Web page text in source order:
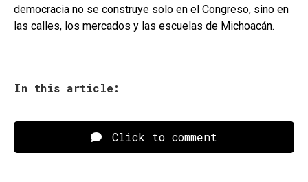
democracia no se construye solo en el Congreso, sino en
las calles, los mercados y las escuelas de Michoacán.
In this article:
Click to comment